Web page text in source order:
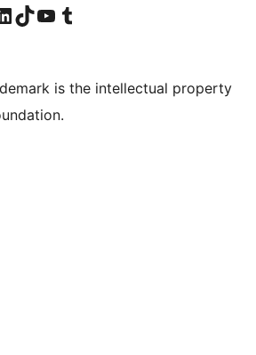
account
our LinkedIn account
ہمارے ٹک ٹاک اکاؤنٹ پر جائیں
Visit our YouTube channel
ہمارے ٹمبلر اکاؤنٹ پر جائیں
is the intellectual property